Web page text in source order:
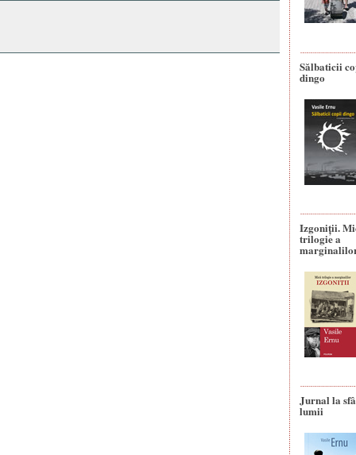
Sălbaticii
dingo
Izgoniții.
trilogie a
Jurnal la
lumii